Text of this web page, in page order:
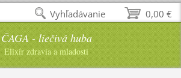
ČAGA - liečivá huba
Elixír zdravia a mladosti
0,00 €
Vyhľadávanie